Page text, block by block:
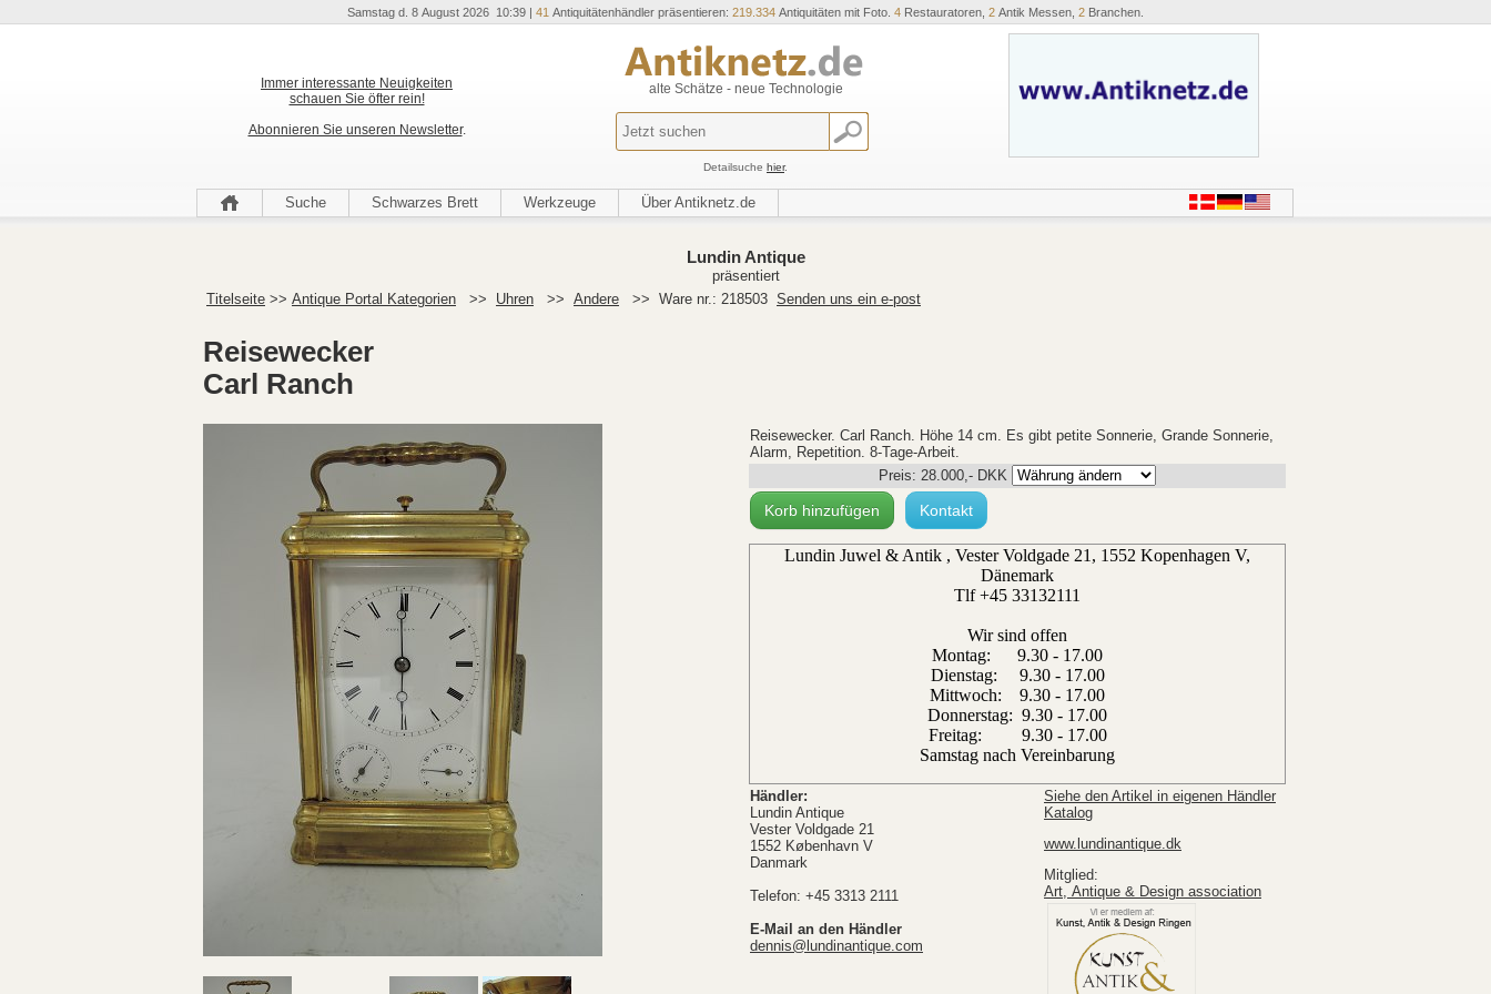
Samstag d. 8 August 2026 10:39 | 41 Antiquitätenhändler präsentieren: 219.334 Antiquitäten mit Foto. 4 Restauratoren, 2 Antik Messen, 2 Branchen.
Immer interessante Neuigkeiten
schauen Sie öfter rein!
Abonnieren Sie unseren Newsletter.
alte Schätze - neue Technologie
Detailsuche hier.
Suche Schwarzes Brett Werkzeuge Über Antiknetz.de
Lundin Antique
präsentiert
Titelseite >> Antique Portal Kategorien >> Uhren >> Andere >> Ware nr.: 218503 Senden uns ein e-post
Reisewecker
Carl Ranch
Reisewecker. Carl Ranch. Höhe 14 cm. Es gibt petite Sonnerie, Grande Sonnerie,
Alarm, Repetition. 8-Tage-Arbeit.
Preis: 28.000,- DKK
Korb hinzufügen Kontakt
Lundin Juwel & Antik , Vester Voldgade 21, 1552 Kopenhagen V,
Dänemark
Tlf +45 33132111
Wir sind offen
Montag: 9.30 - 17.00
Dienstag: 9.30 - 17.00
Mittwoch: 9.30 - 17.00
Donnerstag: 9.30 - 17.00
Freitag: 9.30 - 17.00
Samstag nach Vereinbarung
Händler:
Lundin Antique
Vester Voldgade 21
1552 København V
Danmark
Telefon: +45 3313 2111
E-Mail an den Händler
dennis@lundinantique.com
Siehe den Artikel in eigenen Händler
Katalog
www.lundinantique.dk
Mitglied:
Art, Antique & Design association